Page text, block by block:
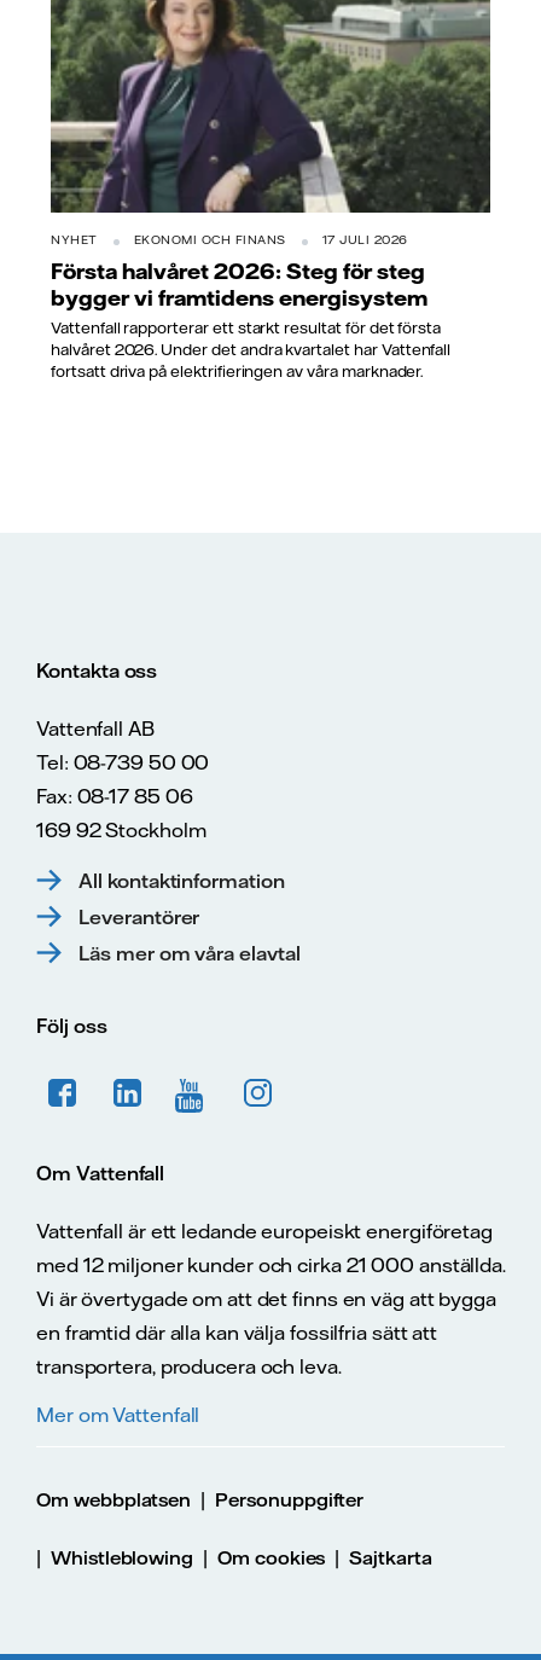
NYHET EKONOMI OCH FINANS 17 JULI 2026
Första halvåret 2026: Steg för steg
bygger vi framtidens energisystem
Vattenfall rapporterar ett starkt resultat för det första
halvåret 2026. Under det andra kvartalet har Vattenfall
fortsatt driva på elektrifieringen av våra marknader.
Kontakta oss
Vattenfall AB
Tel: 08-739 50 00
Fax: 08-17 85 06
169 92 Stockholm
All kontaktinformation
Leverantörer
Läs mer om våra elavtal
Följ oss
Om Vattenfall
Vattenfall är ett ledande europeiskt energiföretag
med 12 miljoner kunder och cirka 21 000 anställda.
Vi är övertygade om att det finns en väg att bygga
en framtid där alla kan välja fossilfria sätt att
transportera, producera och leva.
Mer om Vattenfall
Om webbplatsen | Personuppgifter
| Whistleblowing | Om cookies |Sajtkarta